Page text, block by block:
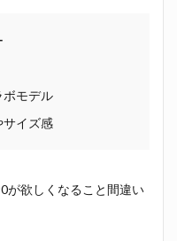
ボモデル
サイズ感
が欲しくなること間違い